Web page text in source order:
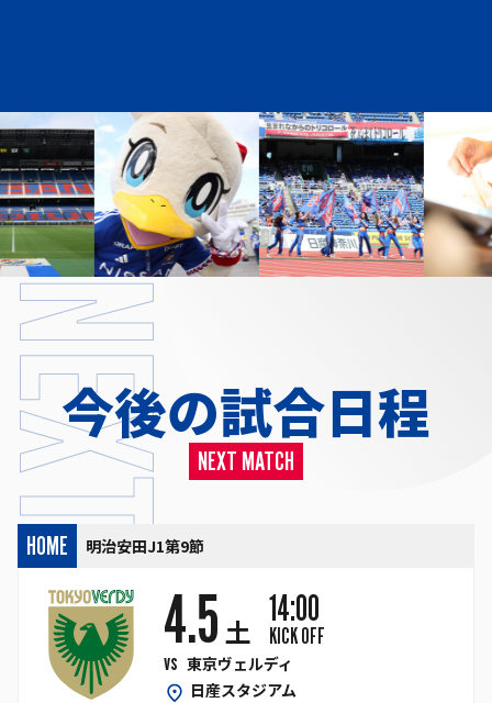
今後の試合日程
NEXT MATCH
HOME 明治安田J1第9節
4.5 土
14:00
KICK OFF
vs 東京ヴェルディ
日産スタジアム